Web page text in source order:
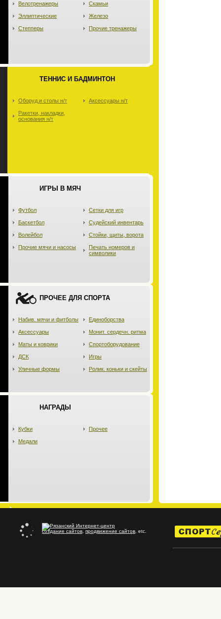
Велотренажеры
Эллиптические
Степперы
Скамьи
Железо
Прочие тренажеры
ТЕННИС И БАДМИНТОН
Оборуд.и столы н/т
Ракетки, накладки,
основания н/т
Аксессуары н/т
ИГРЫ В МЯЧ
Футбол
Баскетбол
Волейбол
Прочие мячи и насосы
Сетки для игр
Судейский инвентарь
Стойки, щиты, ворота
Печать номеров и
символики
ПРОЧЕЕ ДЛЯ СПОРТА
Набив. мячи и фитболы
Аксессуары
Маты и коврики
ДСК
Уличные формы
Единоборства
Монит. сердечн. ритма
Спортоборудование
Игры
Ролик. коньки и скейты
НАГРАДЫ
Кубки
Медали
Прочее
создание сайтов продвижение сайтов , etc.